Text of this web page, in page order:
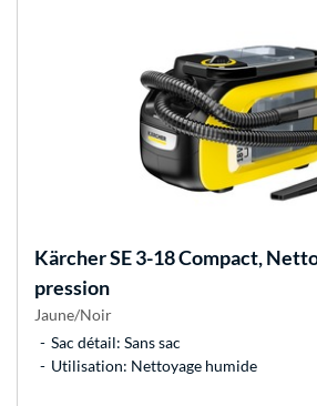
KärcherSE 3-18 Compact,
pression
Jaune/Noir
Sac détail: Sans sac
Utilisation: Nettoyage humide